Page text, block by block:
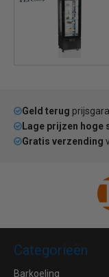
Geld terug
Lage prijzen hoge
Gratis verzending
Categorieën
Barkoeling